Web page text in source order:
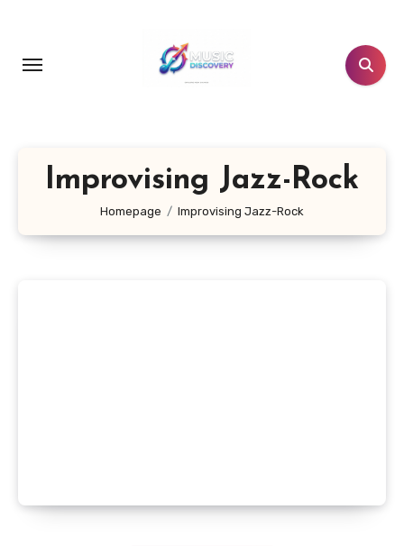
contenuto
Improvising Jazz-Rock
Homepage Improvising Jazz-Rock